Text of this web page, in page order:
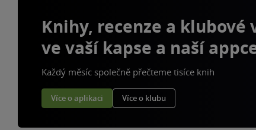
Knihy, recenze a klubové
ve vaší kapse a naší
Každý měsíc společně přečteme tisíce knih
Více o aplikaci Více o klubu